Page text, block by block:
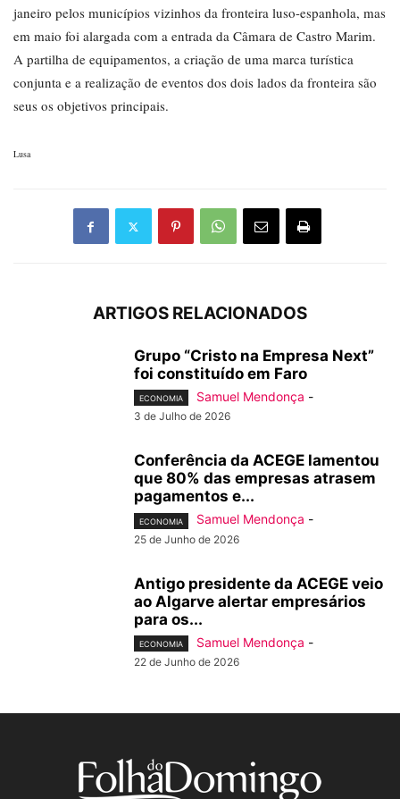
janeiro pelos municípios vizinhos da fronteira luso-espanhola, mas
em maio foi alargada com a entrada da Câmara de Castro Marim.
A partilha de equipamentos, a criação de uma marca turística
conjunta e a realização de eventos dos dois lados da fronteira são
seus os objetivos principais.
Lusa
ARTIGOS RELACIONADOS
Grupo “Cristo na Empresa Next”
foi constituído em Faro
ECONOMIA Samuel Mendonça -
3 de Julho de 2026
Conferência da ACEGE lamentou
que 80% das empresas atrasem
pagamentos e...
ECONOMIA Samuel Mendonça -
25 de Junho de 2026
Antigo presidente da ACEGE veio
ao Algarve alertar empresários
para os...
ECONOMIA Samuel Mendonça -
22 de Junho de 2026